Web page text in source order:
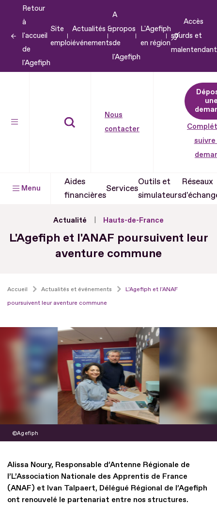
contenu
Retour
à
l'accueil
de
l'Agefiph
Site
emploi
Actualités &
événements
A
propos
de
l'Agefiph
L'Agefiph
en région
Accès
sourds et
Nous
contacter
suivre
Menu
Aides
financières
Services
Outils et
simulateurs
Réseaux
Actualité Hauts-de-France
L'Agefiph et l'ANAF poursuivent leur
aventure commune
Accueil Actualités et événements
L'Agefiph et l'ANAF
poursuivent leur aventure commune
Agefiph
Alissa Noury, Responsable d’Antenne Régionale de
l’L’Association Nationale des Apprentis de France
(ANAF) et Ivan Talpaert, Délégué Régional de l’Agefiph
ont renouvelé le partenariat entre nos structures.